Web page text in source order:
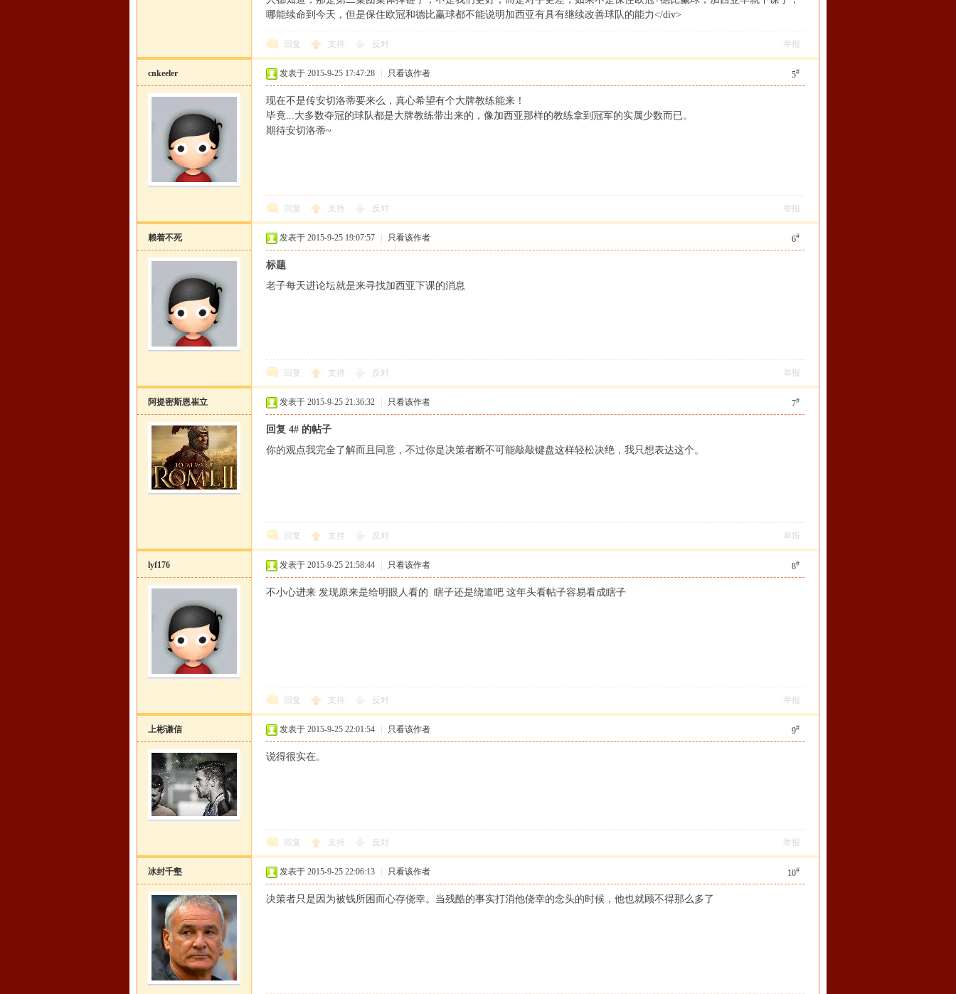
哪能续命到今天，但是保住欧冠和德比赢球都不能说明加西亚有具有继续改善球队的能力</div>
回复 支持 反对 举报
cnkeeler 5#
发表于 2015-9-25 17:47:28 只看该作者
现在不是传安切洛蒂要来么，真心希望有个大牌教练能来！
毕竟...大多数夺冠的球队都是大牌教练带出来的，像加西亚那样的教练拿到冠军的实属少数而已。
期待安切洛蒂~
回复 支持 反对 举报
赖着不死 6#
发表于 2015-9-25 19:07:57 只看该作者
标题
老子每天进论坛就是来寻找加西亚下课的消息
回复 支持 反对 举报
阿提密斯恩崔立 7#
发表于 2015-9-25 21:36:32 只看该作者
回复 4# 的帖子
你的观点我完全了解而且同意，不过你是决策者断不可能敲敲键盘这样轻松决绝，我只想表达这个。
回复 支持 反对 举报
lyf176 8#
发表于 2015-9-25 21:58:44 只看该作者
不小心进来 发现原来是给明眼人看的 瞎子还是绕道吧 这年头看帖子容易看成瞎子
回复 支持 反对 举报
上彬谦信 9#
发表于 2015-9-25 22:01:54 只看该作者
说得很实在。
回复 支持 反对 举报
冰封千壑 10#
发表于 2015-9-25 22:06:13 只看该作者
决策者只是因为被钱所困而心存侥幸。当残酷的事实打消他侥幸的念头的时候，他也就顾不得那么多了